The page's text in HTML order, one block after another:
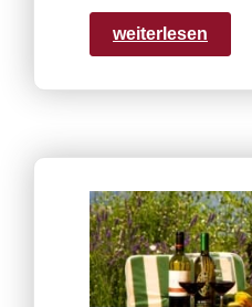
weiterlesen